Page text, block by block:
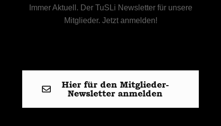
Immer Aktuell. Der TuSLi Newsletter für unsere
Mitglieder. Jetzt anmelden!
Hier für den Mitglieder-
Newsletter anmelden